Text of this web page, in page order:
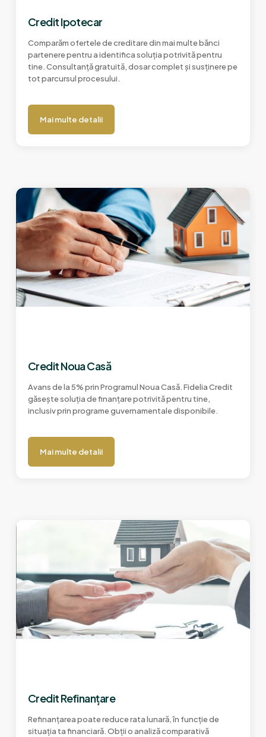
Credit Ipotecar
Comparăm ofertele de creditare din mai multe bănci
partenere pentru a identifica soluția potrivită pentru
tine. Consultanță gratuită, dosar complet și susținere pe
tot parcursul procesului.
Mai multe detalii
Credit Noua Casă
Avans de la 5% prin Programul Noua Casă. Fidelia Credit
găsește soluția de finanțare potrivită pentru tine,
inclusiv prin programe guvernamentale disponibile.
Mai multe detalii
Credit Refinanțare
Refinanțarea poate reduce rata lunară, în funcție de
situația ta financiară. Obții o analiză comparativă